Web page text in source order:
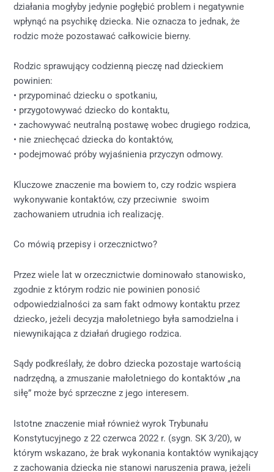
działania mogłyby jedynie pogłębić problem i negatywnie
wpłynąć na psychikę dziecka. Nie oznacza to jednak, że
rodzic może pozostawać całkowicie bierny.
Rodzic sprawujący codzienną pieczę nad dzieckiem
powinien:
• przypominać dziecku o spotkaniu,
• przygotowywać dziecko do kontaktu,
• zachowywać neutralną postawę wobec drugiego rodzica,
• nie zniechęcać dziecka do kontaktów,
• podejmować próby wyjaśnienia przyczyn odmowy.
Kluczowe znaczenie ma bowiem to, czy rodzic wspiera
wykonywanie kontaktów, czy przeciwnie swoim
zachowaniem utrudnia ich realizację.
Co mówią przepisy i orzecznictwo?
Przez wiele lat w orzecznictwie dominowało stanowisko,
zgodnie z którym rodzic nie powinien ponosić
odpowiedzialności za sam fakt odmowy kontaktu przez
dziecko, jeżeli decyzja małoletniego była samodzielna i
niewynikająca z działań drugiego rodzica.
Sądy podkreślały, że dobro dziecka pozostaje wartością
nadrzędną, a zmuszanie małoletniego do kontaktów „na
siłę” może być sprzeczne z jego interesem.
Istotne znaczenie miał również wyrok Trybunału
Konstytucyjnego z 22 czerwca 2022 r. (sygn. SK 3/20), w
którym wskazano, że brak wykonania kontaktów wynikający
z zachowania dziecka nie stanowi naruszenia prawa, jeżeli